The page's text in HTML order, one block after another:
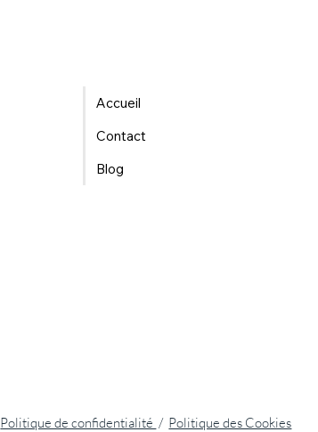
Accueil
Contact
Blog
Politique de confidentialité / Politique des Cookies